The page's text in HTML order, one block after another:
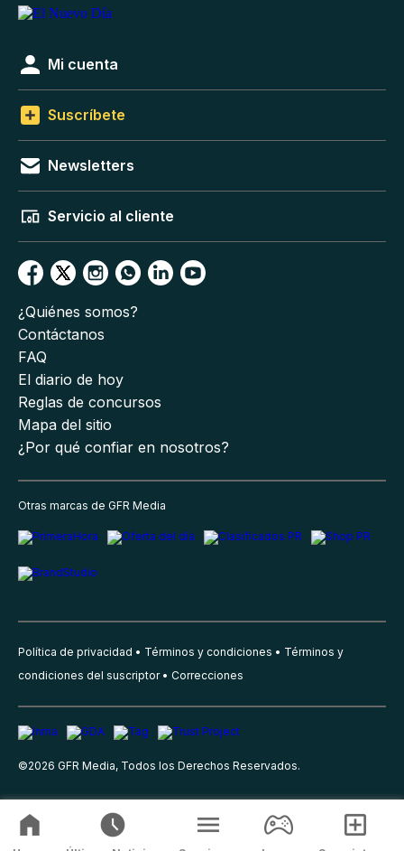
Mi cuenta
Suscríbete
Newsletters
Servicio al cliente
¿Quiénes somos?
Contáctanos
FAQ
El diario de hoy
Reglas de concursos
Mapa del sitio
¿Por qué confiar en nosotros?
Otras marcas de GFR Media
Política de privacidad Términos y condiciones
Términos y
condiciones del suscriptor
Correcciones
©2026 GFR Media, Todos los Derechos Reservados.